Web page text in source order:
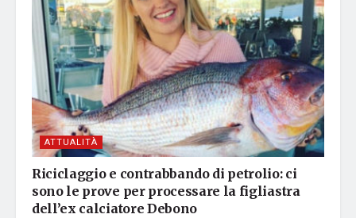
ATTUALITÀ
Riciclaggio e contrabbando di petrolio: ci
sono le prove per processare la figliastra
dell’ex calciatore Debono